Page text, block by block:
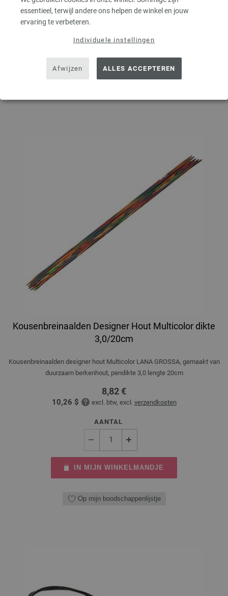
essentieel, terwijl andere ons helpen de winkel en jouw
ervaring te verbeteren.
Individuele instellingen
Afwijzen ALLES ACCEPTEREN
AANTAL
IN MIJN WINKELMANDJE
Kousenbreinaalden Designer Hout Multicolor dikte
3,0/20cm
Kousenbreinaalden designer hout Multicolor LANA GROSSA, gemaakt van
duurzaam berkenhout, pendikte 3,0 lengte 20cm
8,82 €
10,26 $ excl. btw, excl. verzendkosten
AANTAL
IN MIJN WINKELMANDJE
Op mijn boodschappenlijstje